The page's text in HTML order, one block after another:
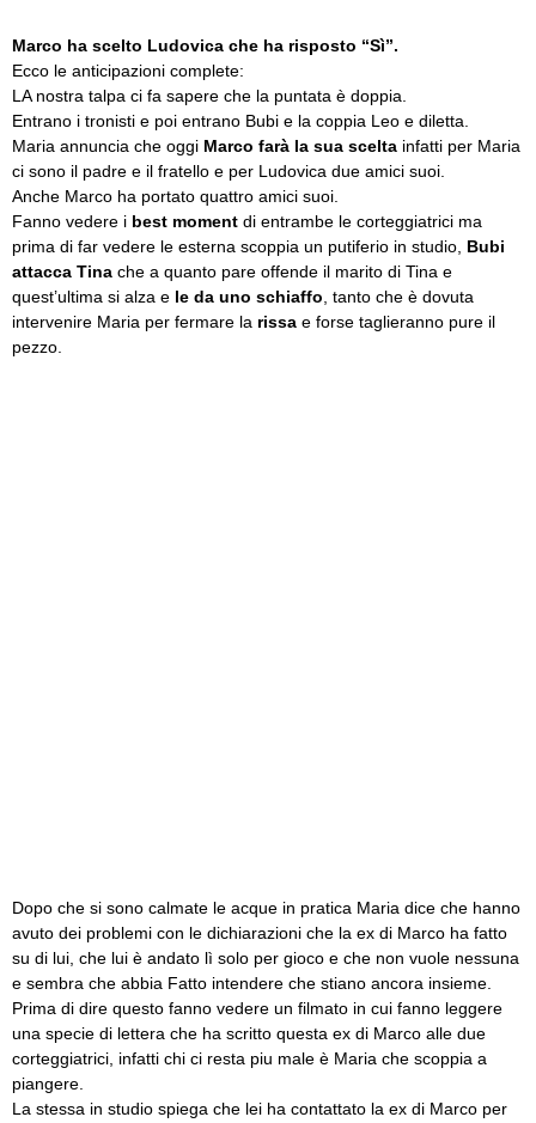
Marco ha scelto Ludovica che ha risposto “Sì”.
Ecco le anticipazioni complete:
LA nostra talpa ci fa sapere che la puntata è doppia.
Entrano i tronisti e poi entrano Bubi e la coppia Leo e diletta.
Maria annuncia che oggi Marco farà la sua scelta infatti per Maria
ci sono il padre e il fratello e per Ludovica due amici suoi.
Anche Marco ha portato quattro amici suoi.
Fanno vedere i best moment di entrambe le corteggiatrici ma
prima di far vedere le esterna scoppia un putiferio in studio, Bubi
attacca Tina che a quanto pare offende il marito di Tina e
quest’ultima si alza e le da uno schiaffo , tanto che è dovuta
intervenire Maria per fermare la rissa e forse taglieranno pure il
pezzo.
Dopo che si sono calmate le acque in pratica Maria dice che hanno
avuto dei problemi con le dichiarazioni che la ex di Marco ha fatto
su di lui, che lui è andato lì solo per gioco e che non vuole nessuna
e sembra che abbia Fatto intendere che stiano ancora insieme.
Prima di dire questo fanno vedere un filmato in cui fanno leggere
una specie di lettera che ha scritto questa ex di Marco alle due
corteggiatrici, infatti chi ci resta piu male è Maria che scoppia a
piangere.
La stessa in studio spiega che lei ha contattato la ex di Marco per